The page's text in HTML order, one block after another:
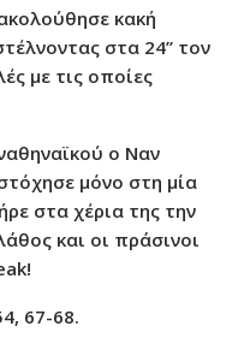
κακή
στα 24’’ τον
με τις οποίες
ο Ναν
μόνο στη μία
στα χέρια της την
και οι πράσινοι
67-68.